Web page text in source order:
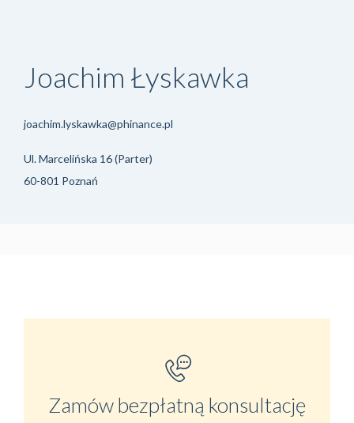
Joachim Łyskawka
joachim.lyskawka@phinance.pl
Ul. Marcelińska 16 (Parter)
60-801 Poznań
Zamów bezpłatną konsultację